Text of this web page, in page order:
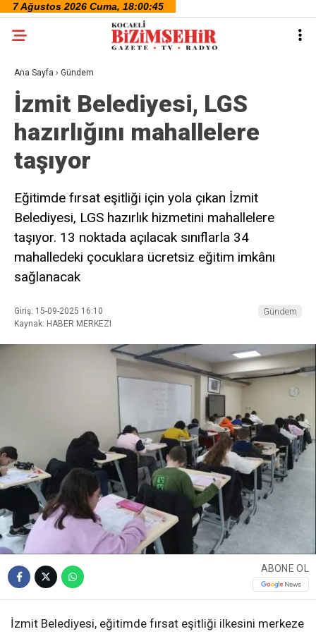
Ana Sayfa › Gündem
İzmit Belediyesi, LGS
hazırlığını mahallelere
taşıyor
Eğitimde fırsat eşitliği için yola çıkan İzmit
Belediyesi, LGS hazırlık hizmetini mahallelere
taşıyor. 13 noktada açılacak sınıflarla 34
mahalledeki çocuklara ücretsiz eğitim imkânı
sağlanacak
Giriş: 15-09-2025 16:10
Kaynak: HABER MERKEZI
Gündem
ABONE OL
İzmit Belediyesi, eğitimde fırsat eşitliği ilkesini merkeze